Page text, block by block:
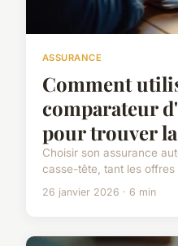
ASSURANCE
Comment
comparateur
pour trouver
Choisir son assurance
casse-tête, tant les
26 janvier 2026 · 6 min